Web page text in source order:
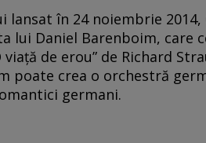
lansat în 24 noiembrie
lui Daniel Barenboim, care
de erou” de Richard
poate crea o orchestră
germani.